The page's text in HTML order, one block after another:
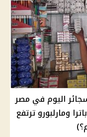
اليوم في مصر
ومارلبورو ترتفع